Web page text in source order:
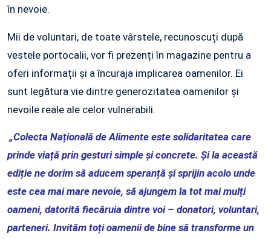
în nevoie.
Mii de voluntari, de toate vârstele, recunoscuți după
vestele portocalii, vor fi prezenți în magazine pentru a
oferi informații și a încuraja implicarea oamenilor. Ei
sunt legătura vie dintre generozitatea oamenilor și
nevoile reale ale celor vulnerabili.
„Colecta Națională de Alimente este solidaritatea care
prinde viață prin gesturi simple și concrete. Și la această
ediție ne dorim să aducem speranță și sprijin acolo unde
este cea mai mare nevoie, să ajungem la tot mai mulți
oameni, datorită fiecăruia dintre voi – donatori, voluntari,
parteneri. Invităm toți oamenii de bine să transforme un